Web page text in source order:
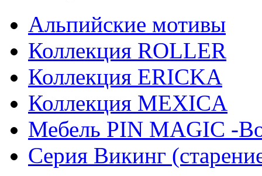
Альпийские мотивы
Коллекция ROLLER
Коллекция ERICKA
Коллекция MEXICA
Мебель PIN MAGIС -
Серия Викинг